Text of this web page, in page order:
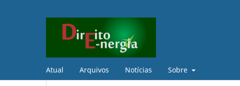
Atual Arquivos Notícias Sobre